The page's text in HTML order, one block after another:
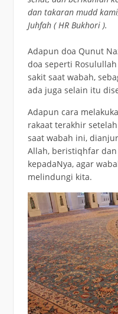
dan takaran mudd
Juhfah ( HR Bukhori ).
Adapun doa Qunut
doa seperti
sakit saat wabah,
ada juga selain itu
Adapun cara
rakaat terakhir
saat wabah ini,
Allah, beristiqhfar
kepadaNya, agar
melindungi kita.